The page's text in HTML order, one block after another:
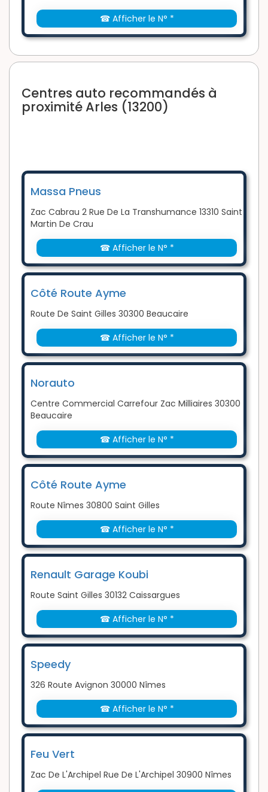
☎ Afficher le N° *
Centres auto recommandés à
proximité Arles (13200)
Massa Pneus
Zac Cabrau 2 Rue De La Transhumance 13310 Saint
Martin De Crau
☎ Afficher le N° *
Côté Route Ayme
Route De Saint Gilles 30300 Beaucaire
☎ Afficher le N° *
Norauto
Centre Commercial Carrefour Zac Milliaires 30300
Beaucaire
☎ Afficher le N° *
Côté Route Ayme
Route Nîmes 30800 Saint Gilles
☎ Afficher le N° *
Renault Garage Koubi
Route Saint Gilles 30132 Caissargues
☎ Afficher le N° *
Speedy
326 Route Avignon 30000 Nîmes
☎ Afficher le N° *
Feu Vert
Zac De L'Archipel Rue De L'Archipel 30900 Nîmes